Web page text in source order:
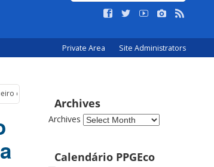
Private Area Site Administrators
da Silva
Archives
Archives
Calendário PPGEco